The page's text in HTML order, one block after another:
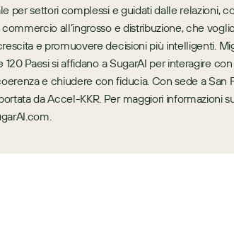
per settori complessi e guidati dalle relazioni,
all’ingrosso e distribuzione, che
e promuovere decisioni più intelligenti.
120 Paesi si affidano a SugarAI per interagire
e chiudere con fiducia. Con sede a San
da Accel-KKR. Per maggiori informazioni